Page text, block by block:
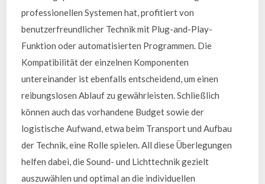
professionellen Systemen hat, profitiert von
benutzerfreundlicher Technik mit Plug-and-Play-
Funktion oder automatisierten Programmen. Die
Kompatibilität der einzelnen Komponenten
untereinander ist ebenfalls entscheidend, um einen
reibungslosen Ablauf zu gewährleisten. Schließlich
können auch das vorhandene Budget sowie der
logistische Aufwand, etwa beim Transport und Aufbau
der Technik, eine Rolle spielen. All diese Überlegungen
helfen dabei, die Sound- und Lichttechnik gezielt
auszuwählen und optimal an die individuellen